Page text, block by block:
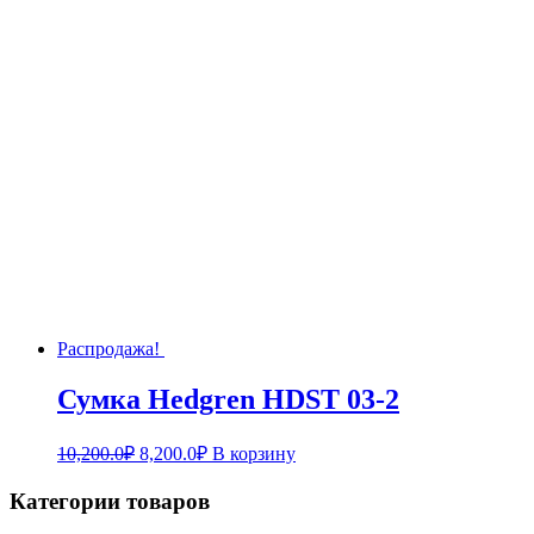
Распродажа!
Сумка Hedgren HDST 03-2
10,200.0₽ 8,200.0₽ В корзину
Категории товаров